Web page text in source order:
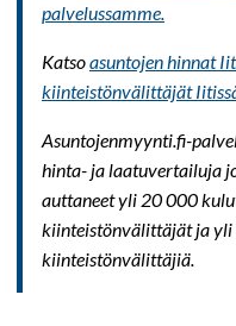
palvelussamme.
Katsoasuntojen hinnat
kiinteistönvälittäjät
Asuntojenmyynti.fi-
hinta- ja laatuvertailuja
auttaneet yli 20 000
kiinteistönvälittäjät ja
kiinteistönvälittäjiä.